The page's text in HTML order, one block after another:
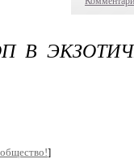
В
]